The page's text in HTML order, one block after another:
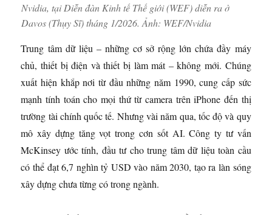
Nvidia, tại Diễn đàn Kinh tế Thế giới (WEF) diễn ra ở
Davos (Thụy Sĩ) tháng 1/2026. Ảnh: WEF/Nvidia
Trung tâm dữ liệu – những cơ sở rộng lớn chứa đầy máy
chủ, thiết bị điện và thiết bị làm mát – không mới. Chúng
xuất hiện khắp nơi từ đầu những năm 1990, cung cấp sức
mạnh tính toán cho mọi thứ từ camera trên iPhone đến thị
trường tài chính quốc tế. Nhưng vài năm qua, tốc độ và quy
mô xây dựng tăng vọt trong cơn sốt AI. Công ty tư vấn
McKinsey ước tính, đầu tư cho trung tâm dữ liệu toàn cầu
có thể đạt 6,7 nghìn tỷ USD vào năm 2030, tạo ra làn sóng
xây dựng chưa từng có trong ngành.